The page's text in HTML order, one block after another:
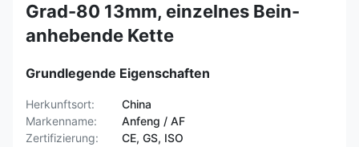
Grad-80 13mm, einzelnes Bein-
anhebende Kette
Grundlegende Eigenschaften
Herkunftsort:
China
Markenname:
Anfeng / AF
Zertifizierung:
CE, GS, ISO